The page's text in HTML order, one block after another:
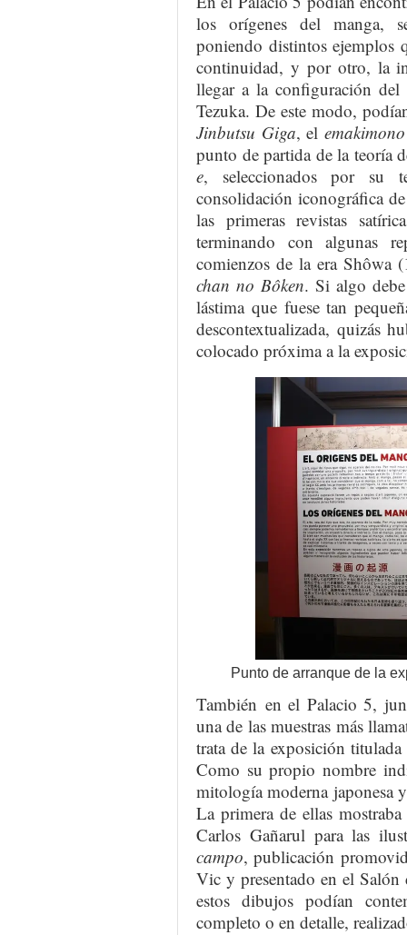
los orígenes del manga,
poniendo distintos ejemplos
continuidad, y por otro, la
llegar a la configuración
Tezuka. De este modo,
Jinbutsu Giga, el emakimono
punto de partida de la teoría
e, seleccionados por su
consolidación iconográfica
las primeras revistas
terminando con algunas
comienzos de la era Shôwa
chan no Bôken. Si algo debe
lástima que fuese tan
descontextualizada, quizás
colocado próxima a la
Punto de arranque de la
También en el Palacio 5,
una de las muestras más
trata de la exposición titulada
Como su propio nombre
mitología moderna japonesa
La primera de ellas
Carlos Gañarul para las
campo, publicación
Vic y presentado en el
estos dibujos podían
completo o en detalle,